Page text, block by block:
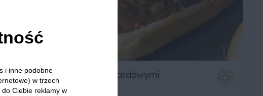
Hot dogi z musztardowymi
korniszonami
i inne podobne
w trzech
Ciebie reklamy w